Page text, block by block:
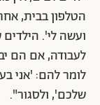
הטלפון בבית,
ועשה לי'.
לעבודה, אם הם
לומר להם: 'אני
שלכם', ולסגור".